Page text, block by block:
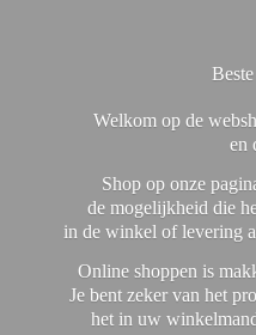
Welkom op de
en
Shop op onze
de mogelijkheid die
in de winkel of levering
Online shoppen is
Je bent zeker van het
het in uw